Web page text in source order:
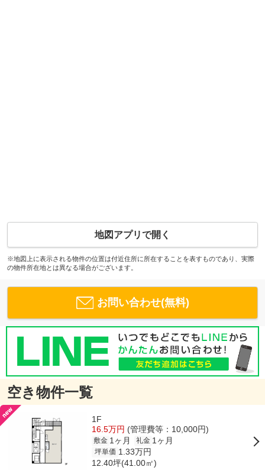
地図アプリで開く
※地図上に表示される物件の位置は付近住所に所在することを表すものであり、実際
の物件所在地とは異なる場合がございます。
お問い合わせ(無料)
空き物件一覧
1F
16.5万円 (管理費等：10,000円)
敷金 1ヶ月 礼金 1ヶ月
坪単価 1.33万円
12.40坪(41.00㎡)